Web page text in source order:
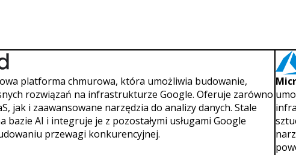
platforma chmurowa, która umożliwia budowanie,
rozwiązań na infrastrukturze Google. Oferuje zarówno
jak i zaawansowane narzędzia do analizy danych. Stale
bazie AI i integruje je z pozostałymi usługami Google
przewagi konkurencyjnej.